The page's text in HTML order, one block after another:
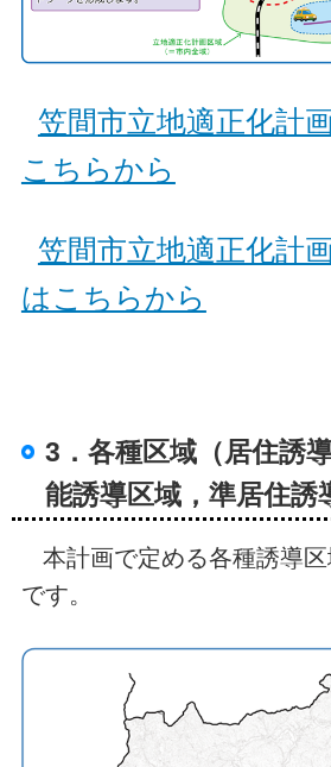
笠間市立地適正化計
こちらから
笠間市立地適正化計
はこちらから
3．各種区域（居住誘
能誘導区域，準居住誘
本計画で定める各種誘導区
です。